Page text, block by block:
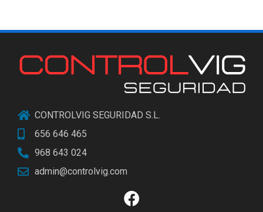
CONTROLVIG SEGURIDAD S.L.
656 646 465
968 643 024
admin@controlvig.com